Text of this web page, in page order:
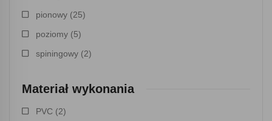
pionowy (25)
poziomy (5)
spiningowy (2)
Materiał wykonania
PVC (2)